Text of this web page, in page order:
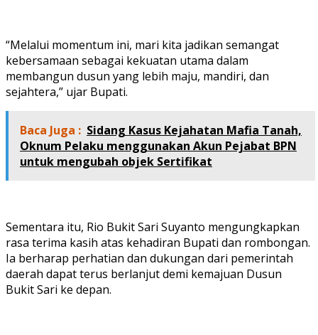
“Melalui momentum ini, mari kita jadikan semangat
kebersamaan sebagai kekuatan utama dalam
membangun dusun yang lebih maju, mandiri, dan
sejahtera,” ujar Bupati.
Baca Juga : Sidang Kasus Kejahatan Mafia Tanah,
Oknum Pelaku menggunakan Akun Pejabat BPN
untuk mengubah objek Sertifikat
Sementara itu, Rio Bukit Sari Suyanto mengungkapkan
rasa terima kasih atas kehadiran Bupati dan rombongan.
Ia berharap perhatian dan dukungan dari pemerintah
daerah dapat terus berlanjut demi kemajuan Dusun
Bukit Sari ke depan.